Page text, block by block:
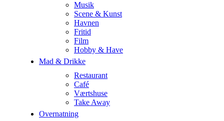
Musik
Scene & Kunst
Havnen
Fritid
Film
Hobby & Have
Mad & Drikke
Restaurant
Café
Værtshuse
Take Away
Overnatning